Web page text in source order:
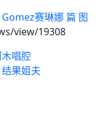
赛琳娜 篇 图
view/19308
唱腔
果姐夫